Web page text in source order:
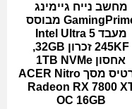
מחשב נייח גיימינג
GamingPrime מבוסס
מעבד Intel Ultra 5
245KF זכרון 32GB,
אחסון 1TB NVMe
וכרטיס מסך ACER Nitro
Radeon RX 7800
OC 16GB